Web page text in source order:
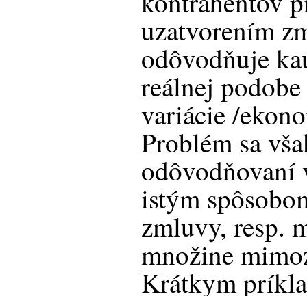
uzatvorením
odôvodňuje
reálnej
variácie /
Problém sa
odôvodňovaní
istým
zmluvy, resp.
množine
Krátkym